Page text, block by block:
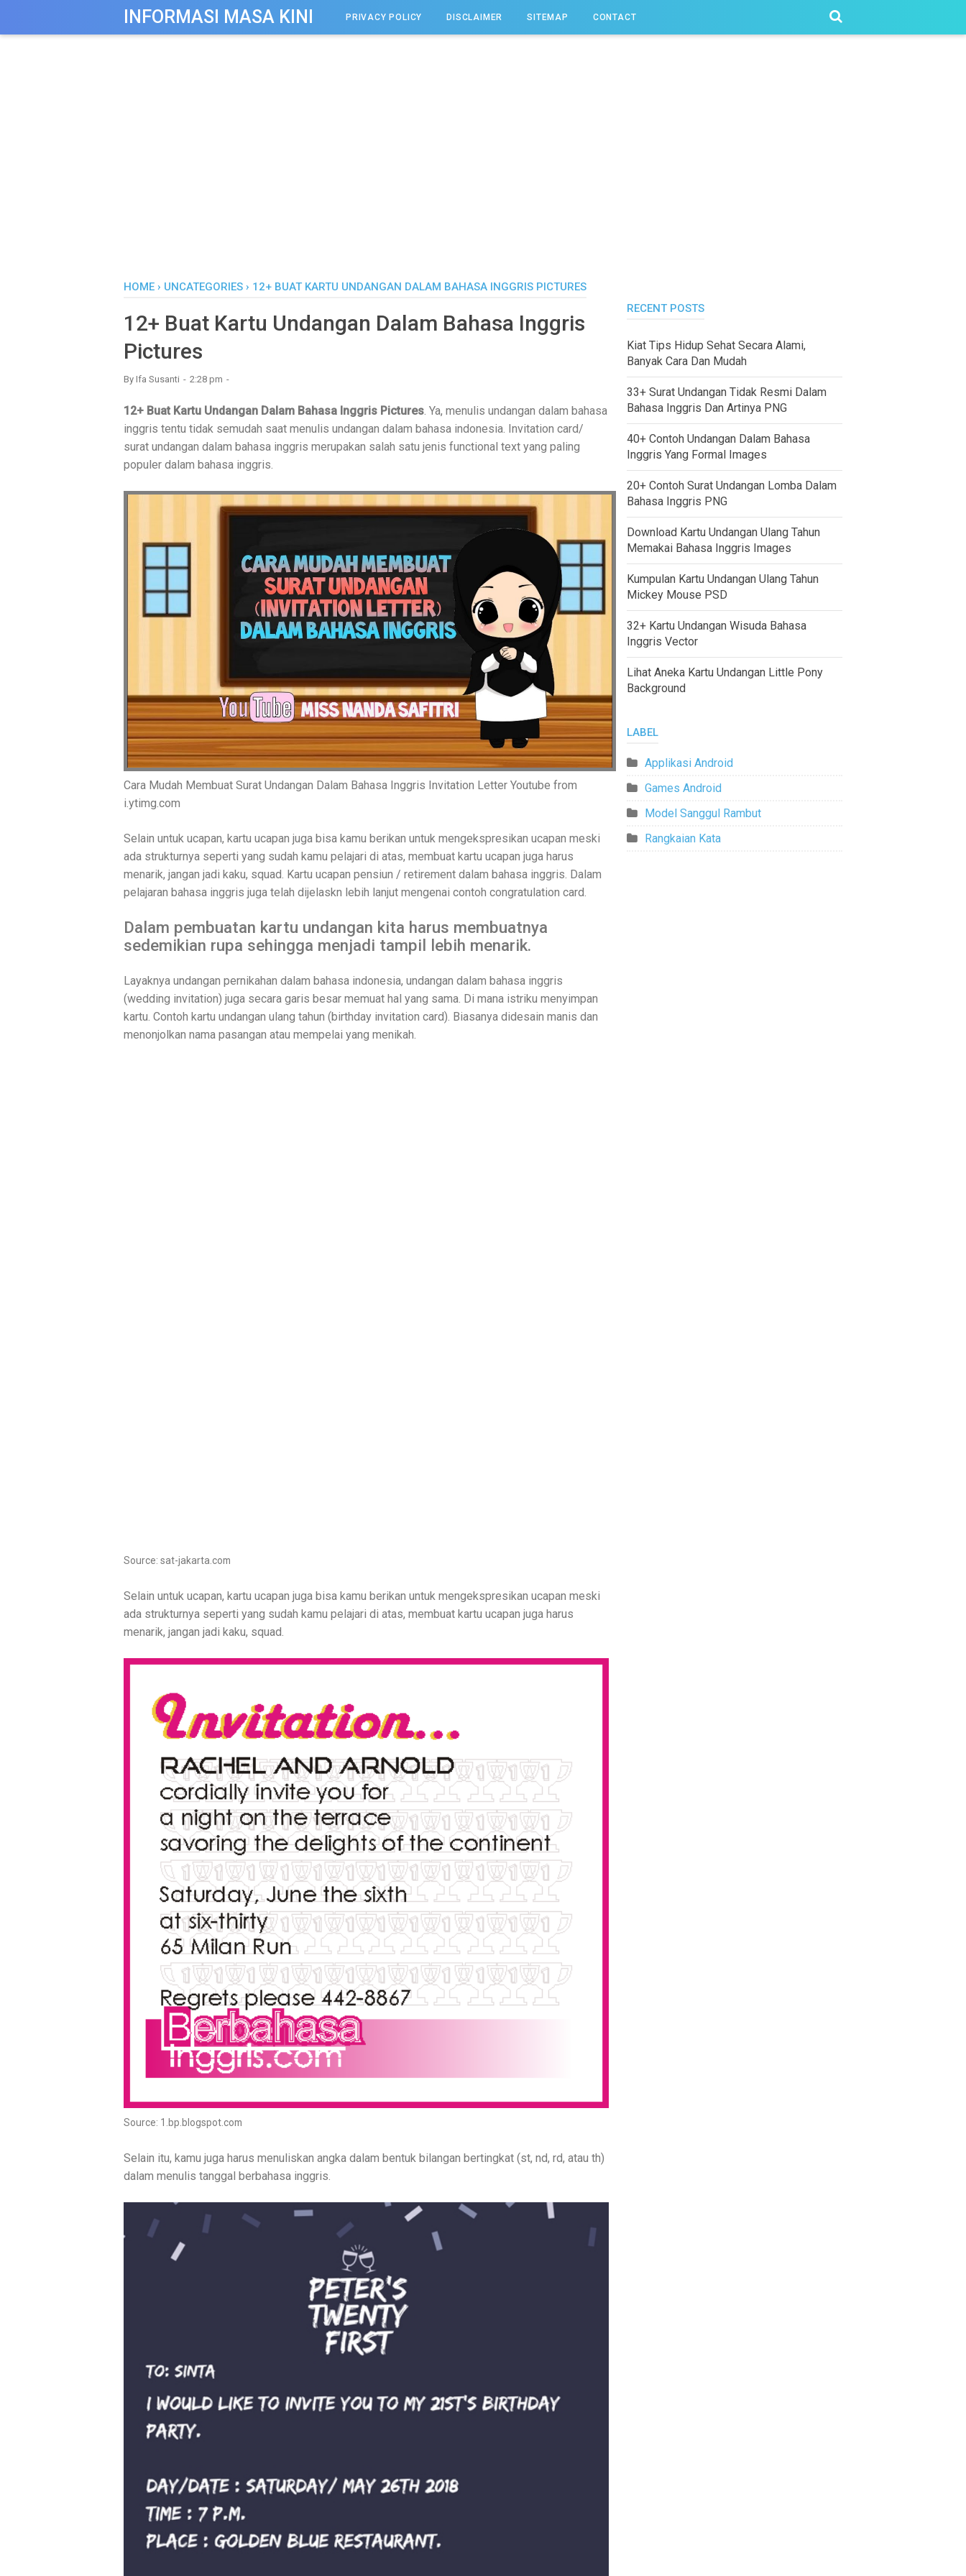
INFORMASI MASA KINI PRIVACY POLICY DISCLAIMER SITEMAP CONTACT
HOME › UNCATEGORIES › 12+ BUAT KARTU UNDANGAN DALAM BAHASA INGGRIS PICTURES
12+ Buat Kartu Undangan Dalam Bahasa Inggris
Pictures
By Ifa Susanti 2:28 pm
12+ Buat Kartu Undangan Dalam Bahasa Inggris Pictures. Ya, menulis undangan dalam bahasa
inggris tentu tidak semudah saat menulis undangan dalam bahasa indonesia. Invitation card/
surat undangan dalam bahasa inggris merupakan salah satu jenis functional text yang paling
populer dalam bahasa inggris.
Cara Mudah Membuat Surat Undangan Dalam Bahasa Inggris Invitation Letter Youtube from
i.ytimg.com
Selain untuk ucapan, kartu ucapan juga bisa kamu berikan untuk mengekspresikan ucapan meski
ada strukturnya seperti yang sudah kamu pelajari di atas, membuat kartu ucapan juga harus
menarik, jangan jadi kaku, squad. Kartu ucapan pensiun / retirement dalam bahasa inggris. Dalam
pelajaran bahasa inggris juga telah dijelaskn lebih lanjut mengenai contoh congratulation card.
Dalam pembuatan kartu undangan kita harus membuatnya
sedemikian rupa sehingga menjadi tampil lebih menarik.
Layaknya undangan pernikahan dalam bahasa indonesia, undangan dalam bahasa inggris
(wedding invitation) juga secara garis besar memuat hal yang sama. Di mana istriku menyimpan
kartu. Contoh kartu undangan ulang tahun (birthday invitation card). Biasanya didesain manis dan
menonjolkan nama pasangan atau mempelai yang menikah.
Source: sat-jakarta.com
Selain untuk ucapan, kartu ucapan juga bisa kamu berikan untuk mengekspresikan ucapan meski
ada strukturnya seperti yang sudah kamu pelajari di atas, membuat kartu ucapan juga harus
menarik, jangan jadi kaku, squad.
Source: 1.bp.blogspot.com
Selain itu, kamu juga harus menuliskan angka dalam bentuk bilangan bertingkat (st, nd, rd, atau th)
dalam menulis tanggal berbahasa inggris.
RECENT POSTS
Kiat Tips Hidup Sehat Secara Alami,
Banyak Cara Dan Mudah
33+ Surat Undangan Tidak Resmi Dalam
Bahasa Inggris Dan Artinya PNG
40+ Contoh Undangan Dalam Bahasa
Inggris Yang Formal Images
20+ Contoh Surat Undangan Lomba Dalam
Bahasa Inggris PNG
Download Kartu Undangan Ulang Tahun
Memakai Bahasa Inggris Images
Kumpulan Kartu Undangan Ulang Tahun
Mickey Mouse PSD
32+ Kartu Undangan Wisuda Bahasa
Inggris Vector
Lihat Aneka Kartu Undangan Little Pony
Background
LABEL
Applikasi Android
Games Android
Model Sanggul Rambut
Rangkaian Kata